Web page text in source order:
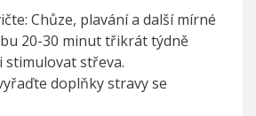
Chůze, plavání a další mírné
20-30 minut třikrát týdně
stimulovat střeva.
doplňky stravy se